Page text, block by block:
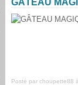
GÂTEAU
Posté par choupette88